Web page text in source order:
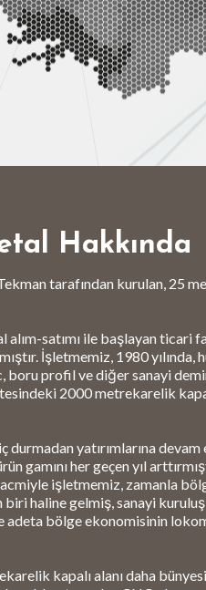
Hakkında
tarafından kurulan, 25
alım-satımı ile başlayan ticari
İşletmemiz, 1980 yılında,
boru profil ve diğer sanayi
2000 metrekarelik
durmadan yatırımlarına devam
gamını her geçen yıl
işletmemiz, zamanla
haline gelmiş, sanayi
adeta bölge ekonomisinin
kapalı alanı daha